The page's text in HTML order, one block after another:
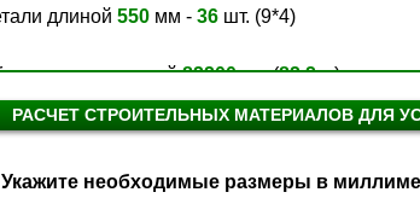
РАСЧЕТ СТРОИТЕЛЬНЫХ МАТЕРИАЛОВ ДЛЯ
Укажите необходимые размеры в